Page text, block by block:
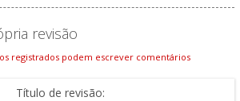
revisão
registrados podem escrever comentários
Título de revisão: